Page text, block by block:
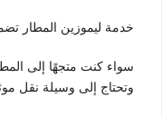
خدمة ليموزين المطار
سواء كنت متجهًا إلى
وتحتاج إلى وسيلة نقل